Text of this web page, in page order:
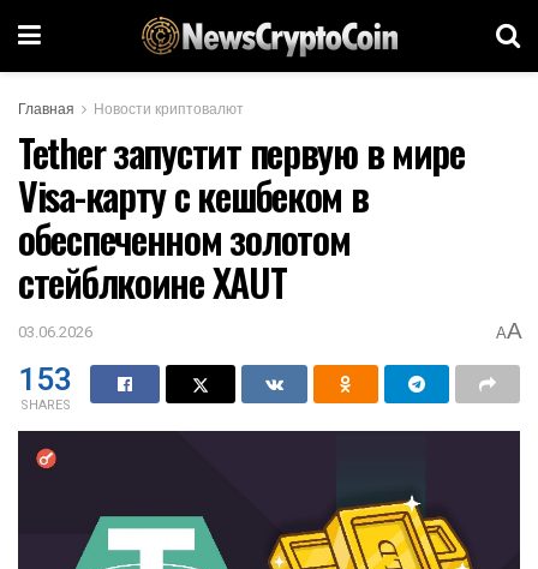
Главная Новости криптовалют
Tether запустит первую в мире
Visa-карту с кешбеком в
обеспеченном золотом
стейблкоине XAUT
03.06.2026 AA
153
SHARES